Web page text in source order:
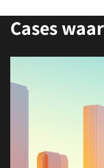
Cases